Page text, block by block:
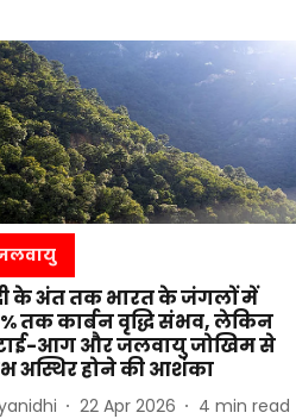
के अंत तक भारत के जंगलों में
तक कार्बन वृद्धि संभव, लेकिन
आग और जलवायु जोखिम से
अस्थिर होने की आशंका
22 Apr 2026 4 min read